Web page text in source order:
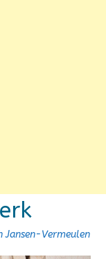
Jansen-Vermeulen